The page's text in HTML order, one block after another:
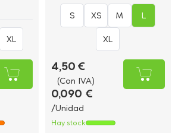
XL
S XS M L
XL
4,50 €
(Con IVA)
0,090 €
/Unidad
Hay stock